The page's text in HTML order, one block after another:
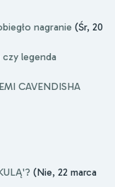
nagranie (Śr, 20
czy legenda
CAVENDISHA
(Nie, 22 marca